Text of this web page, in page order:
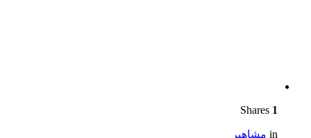
1
in مشاهير